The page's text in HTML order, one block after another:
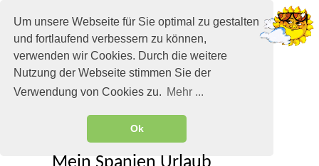
Um unsere Webseite für Sie optimal zu gestalten
und fortlaufend verbessern zu können,
verwenden wir Cookies. Durch die weitere
Nutzung der Webseite stimmen Sie der
Verwendung von Cookies zu. Mehr ...
Ok